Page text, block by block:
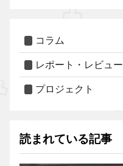
コラム
レポート・レビュー
プロジェクト
読まれている記事